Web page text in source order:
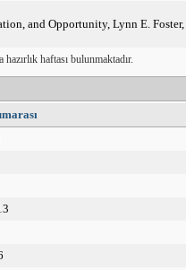
and Opportunity, Lynn E.
haftası bulunmaktadır.